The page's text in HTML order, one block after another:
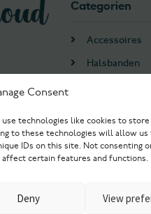
Consent
technologies like cookies to
to these technologies will allow us
IDs on this site. Not consenting
certain features and functions.
Deny View
Categorien
Accessoires
Halsbanden
Voer